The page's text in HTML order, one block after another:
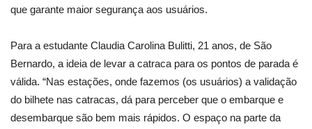
que garante maior segurança aos usuários.
Para a estudante Claudia Carolina Bulitti, 21 anos, de São
Bernardo, a ideia de levar a catraca para os pontos de parada é
válida. “Nas estações, onde fazemos (os usuários) a validação
do bilhete nas catracas, dá para perceber que o embarque e
desembarque são bem mais rápidos. O espaço na parte da